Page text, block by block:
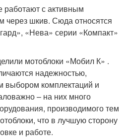
работают с активным
через шкив. Сюда относятся
«Нева» серии «Компакт»
мотоблоки «Мобил К» .
надежностью,
выбором комплектаций и
– на них много
производимого тем
что в лучшую сторону
и работе.